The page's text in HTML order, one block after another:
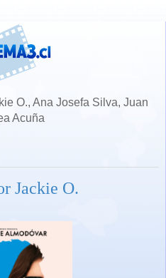
O., Ana Josefa Silva, Juan
Acuña
Jackie O.